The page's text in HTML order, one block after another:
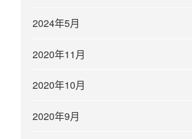
2024年5月
2020年11月
2020年10月
2020年9月